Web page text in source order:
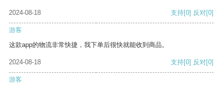
2024-08-18 支持[0] 反对[0]
游客
这款app的物流非常快捷，我下单后很快就能收到商品。
2024-08-18 支持[0] 反对[0]
游客